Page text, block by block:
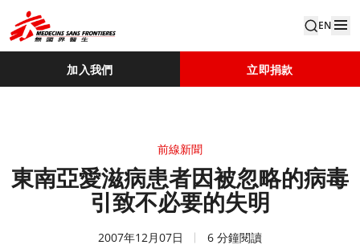
EN
加入我們 立即捐款
前線新聞
東南亞愛滋病患者因被忽略的病毒
引致不必要的失明
2007年12月07日 6 分鐘閱讀